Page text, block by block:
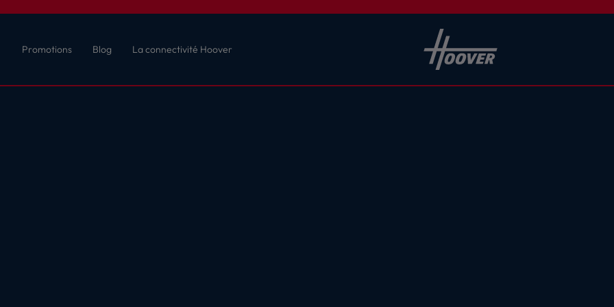
Promotions Blog La connectivité Hoover